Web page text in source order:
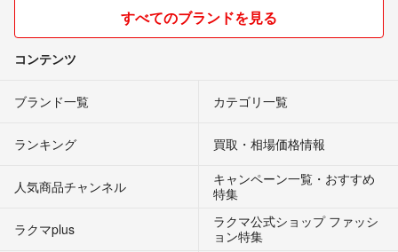
すべてのブランドを見る
コンテンツ
ブランド一覧 カテゴリ一覧
ランキング 買取・相場価格情報
人気商品チャンネル
キャンペーン一覧・おすすめ
特集
ラクマplus
ラクマ公式ショップ ファッシ
ョン特集